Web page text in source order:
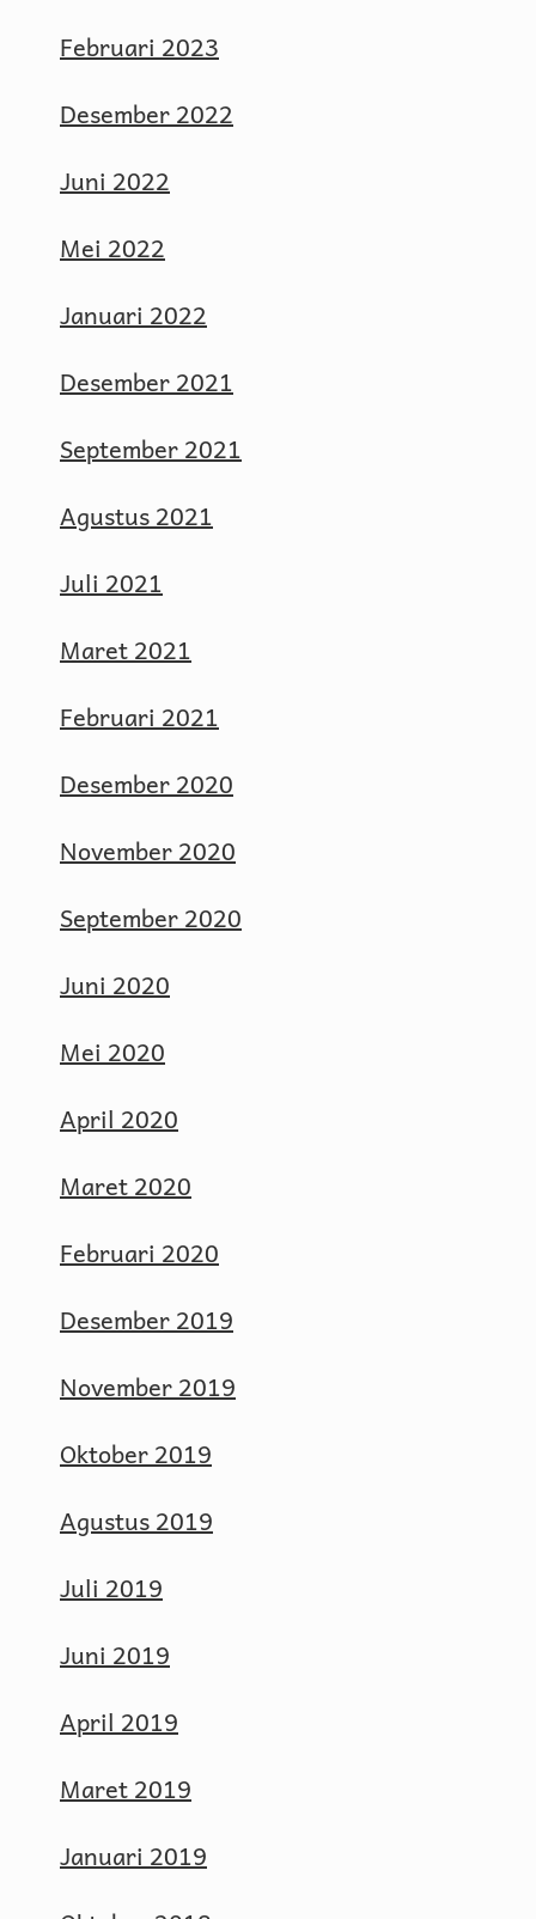
Februari 2023
Desember 2022
Juni 2022
Mei 2022
Januari 2022
Desember 2021
September 2021
Agustus 2021
Juli 2021
Maret 2021
Februari 2021
Desember 2020
November 2020
September 2020
Juni 2020
Mei 2020
April 2020
Maret 2020
Februari 2020
Desember 2019
November 2019
Oktober 2019
Agustus 2019
Juli 2019
Juni 2019
April 2019
Maret 2019
Januari 2019